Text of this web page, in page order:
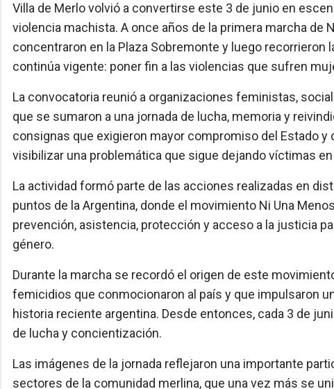
Villa de Merlo volvió a convertirse este 3 de junio en
violencia machista. A once años de la primera marcha de
concentraron en la Plaza Sobremonte y luego recorrieron
continúa vigente: poner fin a las violencias que sufren
La convocatoria reunió a organizaciones feministas,
que se sumaron a una jornada de lucha, memoria y
consignas que exigieron mayor compromiso del Estado
visibilizar una problemática que sigue dejando víctimas
La actividad formó parte de las acciones realizadas en
puntos de la Argentina, donde el movimiento Ni Una
prevención, asistencia, protección y acceso a la justicia
género.
Durante la marcha se recordó el origen de este
femicidios que conmocionaron al país y que impulsaron
historia reciente argentina. Desde entonces, cada 3 de
de lucha y concientización.
Las imágenes de la jornada reflejaron una importante
sectores de la comunidad merlina, que una vez más se